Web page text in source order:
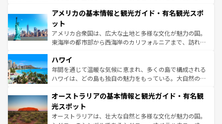
ンツ一覧を参照してほしい。
の建物がそのまま残る町や、スイスならではのユニークな
博物館もあり、アルプス観光だけでなく町歩きも満喫する
ことができる。国民の所得が高いため物価も高いが、旅行
者向けの交通パス提供のサービスもあり、うまく活用すれ
着のスイス情報は
アメリカの基本情報と観光ガイド・有名観光スポ
ット
アメリカ合衆国は、広大な土地と多様な文化が魅力の国。
東海岸の都市部から西海岸のカリフォルニアまで、訪れる
のような巨大都市は、観光、ショッピング、エンターテイ
ンメントが詰まった刺激的なスポットだ。一方、アメリカ
西部には大自然が広がり、グランドキャニオンやイエロー
部のニューオーリンズでは、音楽と美食が融合した独特の
文化が魅力。旅行者はアメリカの各地域で異なる魅力を楽
しみながら、その多様性と豊かな歴史を感じることができ
るだろう。車でのロードトリップや列車の旅も、アメリカ
ハワイ
年間を通じて温暖な気候に恵まれ、多くの島で構成される
ハワイは、どの島も独自の魅力をもっている。大自然の神
ワイ島は見逃せない。また、定番の観光地といえばオアフ
島だが、静かな自然を求めるならマウイ島やカウアイ島が
おすすめ。エメラルドグリーンに輝く海をはじめ、豊かな
オーストラリアの基本情報と観光ガイド・有名観
光スポット
オーストラリアは、壮大な自然と多様な文化が魅力の国。